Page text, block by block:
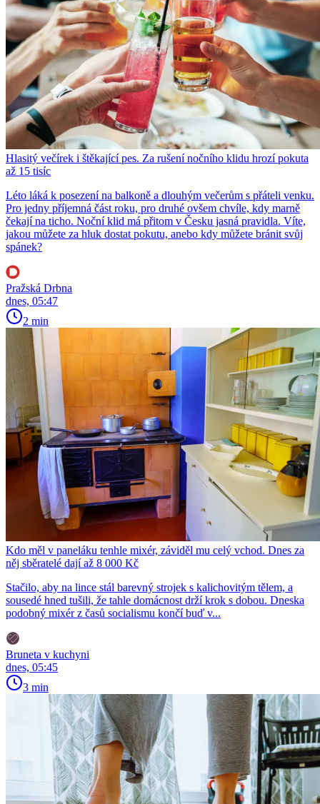
Hlasitý večírek i štěkající pes. Za rušení nočního klidu hrozí pokuta
až 15 tisíc
Léto láká k posezení na balkoně a dlouhým večerům s přáteli venku.
Pro jedny příjemná část roku, pro druhé ovšem chvíle, kdy marně
čekají na ticho. Noční klid má přitom v Česku jasná pravidla. Víte,
jakou můžete za hluk dostat pokutu, anebo kdy můžete bránit svůj
spánek?
Pražská Drbna
dnes, 05:47
2 min
Kdo měl v paneláku tenhle mixér, záviděl mu celý vchod. Dnes za
něj sběratelé dají až 8 000 Kč
Stačilo, aby na lince stál barevný strojek s kalichovitým tělem, a
sousedé hned tušili, že tahle domácnost drží krok s dobou. Dneska
podobný mixér z časů socialismu končí buď v...
Bruneta v kuchyni
dnes, 05:45
3 min